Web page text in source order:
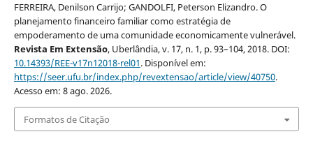
FERREIRA, Denilson Carrijo; GANDOLFI, Peterson Elizandro. O
planejamento financeiro familiar como estratégia de
empoderamento de uma comunidade economicamente vulnerável.
Revista Em Extensão, Uberlândia, v. 17, n. 1, p. 93–104, 2018. DOI:
10.14393/REE-v17n12018-rel01. Disponível em:
https://seer.ufu.br/index.php/revextensao/article/view/40750.
Acesso em: 8 ago. 2026.
Formatos de Citação